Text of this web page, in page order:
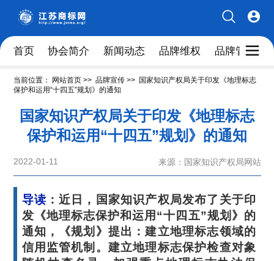
首页 协会简介 新闻动态 品牌维权 品牌管理人
当前位置： 网站首页>> 品牌宣传>> 国家知识产权局关于印发《地理标志
保护和运用“十四五”规划》的通知
国家知识产权局关于印发《地理标志
保护和运用“十四五”规划》的通知
2022-01-11 来源：国家知识产权局网站
导读 ：近日，国家知识产权局发布了关于印
发《地理标志保护和运用“十四五”规划》的
通知，《规划》提出：建立地理标志领域的
信用监管机制。建立地理标志保护检查对象